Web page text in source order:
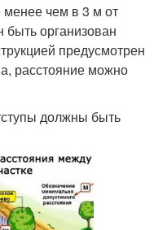
менее чем в 3 м от
быть организован
предусмотрен
расстояние можно
должны быть